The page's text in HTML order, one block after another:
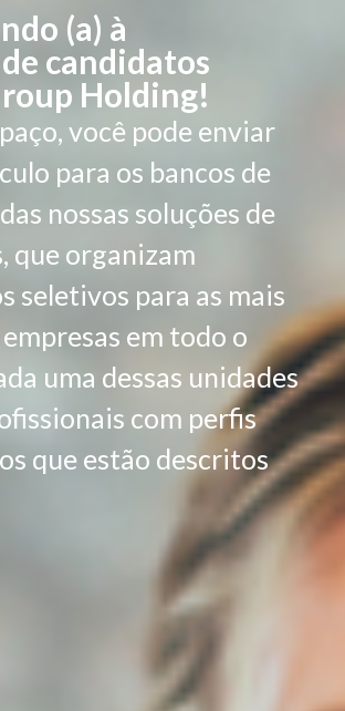
(a) à
candidatos
Holding!
você pode enviar
para os bancos de
nossas soluções de
que organizam
seletivos para as mais
em todo o
uma dessas unidades
com perfis
que estão descritos